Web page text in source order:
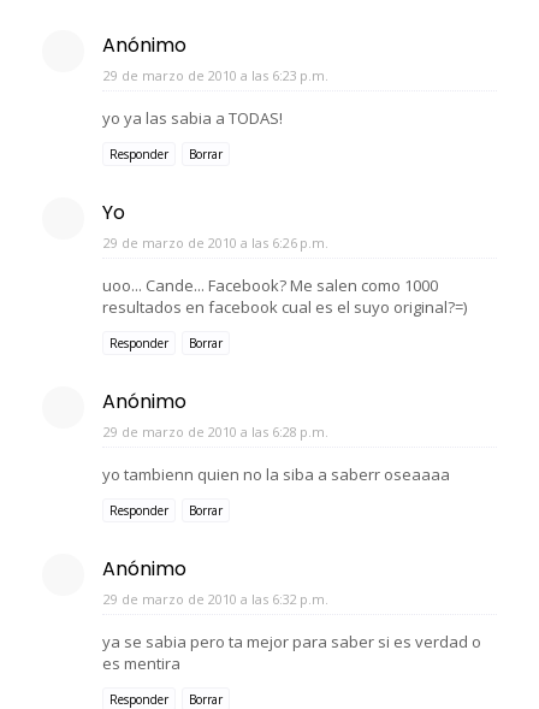
Anónimo
29 de marzo de 2010 a las 6:23 p.m.
yo ya las sabia a TODAS!
Responder Borrar
Yo
29 de marzo de 2010 a las 6:26 p.m.
uoo... Cande... Facebook? Me salen como 1000
resultados en facebook cual es el suyo original?=)
Responder Borrar
Anónimo
29 de marzo de 2010 a las 6:28 p.m.
yo tambienn quien no la siba a saberr oseaaaa
Responder Borrar
Anónimo
29 de marzo de 2010 a las 6:32 p.m.
ya se sabia pero ta mejor para saber si es verdad o
es mentira
Responder Borrar